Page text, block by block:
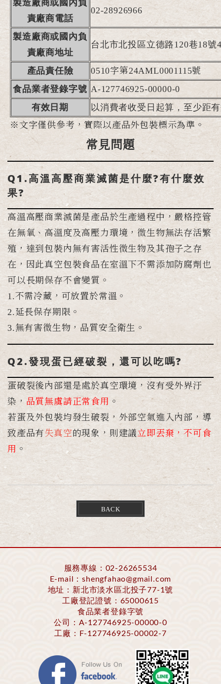
製造廠商或國內負
責廠商電話
02-28926966
製造廠商或國內負
責廠商地址
台北市北投區立德路120巷18號
產品責任險
0510字第24AML0001115號
食品業者登錄字號 A-127746925-00000-0
有效日期
以消費者收受日起算，至少距
※文字僅供參考，實際以產品外包裝標示為準。
常見問題
Q1.高溫高壓商業滅菌是什麼?有什麼效
果?
高溫高壓商業滅菌是產品於生產過程中，嚴格控管
在無氧、高溫度及高壓力環境，微生物無法存活繁
殖，達到包裝內無有害活性微生物及其孢子之存
在，因此真空包裝食品在室溫下不需添加防腐劑也
可以長期保存不會變質。
1.不需冷藏，可放置於常溫。
2.延長保存期限。
3.無有害微生物，品質安全衛生。
Q2.發現蛋已經破裂，還可以吃嗎?
蛋破裂後內部還是處於真空環境，沒有受外界汙
染， 品質無虞請正常食用 。
若蛋及外包裝均發生破裂，外部空氣進入內部，導
致產品有失真空的現象，則建議立即丟棄，不可食
用 。
BACK
服務專線： 02-26265534
E-mail：shengfahao@gmail.com
地址：新北市淡水區北投子77-1號
工廠登記證號：65000615
食品業者登錄字號
公司：A-127746925-00000-0
工廠：F-127746925-00002-7